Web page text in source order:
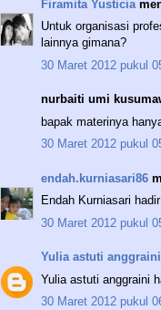
Firamita Yusticia
Untuk organisasi
lainnya gimana?
30 Maret 2012 pukul
nurbaiti umi
bapak materinya
30 Maret 2012 pukul
endah.kurniasari86
Endah Kurniasari
30 Maret 2012 pukul
Yulia astuti anggraini
Yulia astuti anggraini
30 Maret 2012 pukul